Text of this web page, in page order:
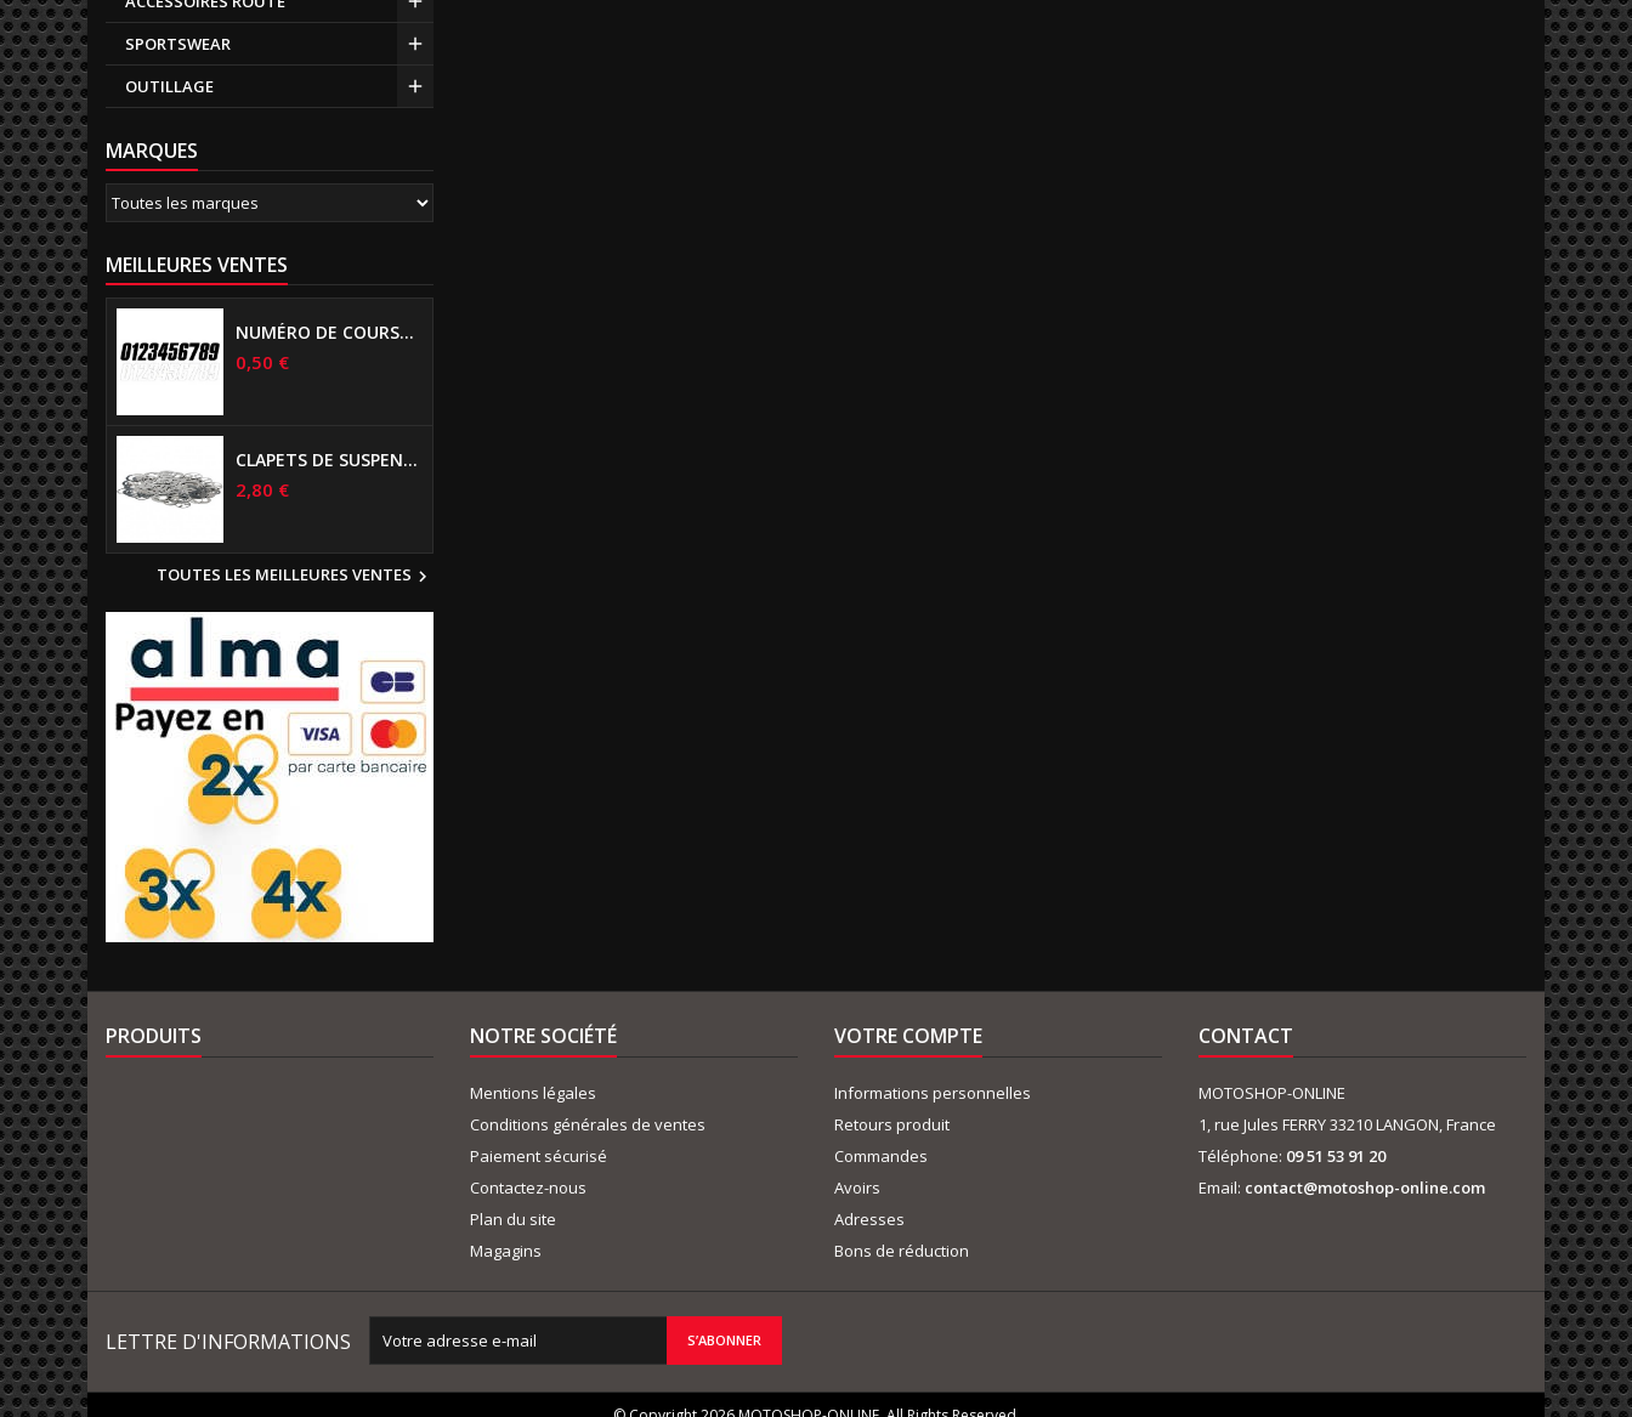
SPORTSWEAR
OUTILLAGE
MARQUES
MEILLEURES VENTES
NUMÉRO DE COURSE US 17 CM NOIR
0,50 €
CLAPETS DE SUSPENSIONS DIAMÈTRE 6MM
2,80 €
TOUTES LES MEILLEURES VENTES 
PRODUITS NOTRE SOCIÉTÉ
Mentions légales
Conditions générales de ventes
Paiement sécurisé
Contactez-nous
Plan du site
Magagins
VOTRE COMPTE
Informations personnelles
Retours produit
Commandes
Avoirs
Adresses
Bons de réduction
CONTACT
MOTOSHOP-ONLINE
1, rue Jules FERRY 33210 LANGON, France
Téléphone: 09 51 53 91 20
Email: contact@motoshop-online.com
LETTRE D'INFORMATIONS